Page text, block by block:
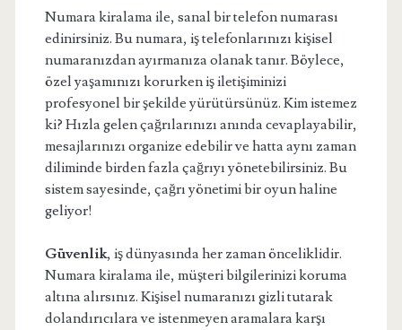
Numara kiralama ile, sanal bir telefon numarası
edinirsiniz. Bu numara, iş telefonlarınızı kişisel
numaranızdan ayırmanıza olanak tanır. Böylece,
özel yaşamınızı korurken iş iletişiminizi
profesyonel bir şekilde yürütürsünüz. Kim istemez
ki? Hızla gelen çağrılarınızı anında cevaplayabilir,
mesajlarınızı organize edebilir ve hatta aynı zaman
diliminde birden fazla çağrıyı yönetebilirsiniz. Bu
sistem sayesinde, çağrı yönetimi bir oyun haline
geliyor!
Güvenlik, iş dünyasında her zaman önceliklidir.
Numara kiralama ile, müşteri bilgilerinizi koruma
altına alırsınız. Kişisel numaranızı gizli tutarak
dolandırıcılara ve istenmeyen aramalara karşı